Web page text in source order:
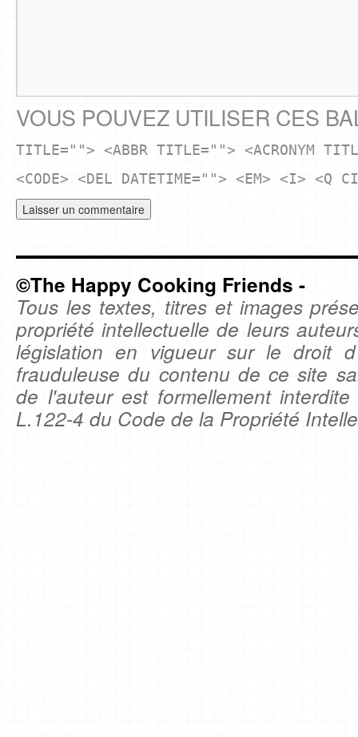
VOUS POUVEZ UTILISER CES
TITLE=""> <ABBR TITLE=""> <ACRONYM
<CODE> <DEL DATETIME=""> <EM> <I> <Q
©The Happy Cooking Friends -
Tous les textes, titres et images
propriété intellectuelle de leurs
législation en vigueur sur le droit
frauduleuse du contenu de ce site
de l'auteur est formellement
L.122-4 du Code de la Propriété